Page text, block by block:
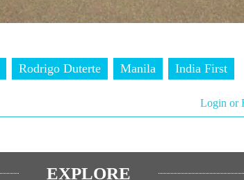
Rodrigo Duterte Manila India First
Login or
EXPLORE